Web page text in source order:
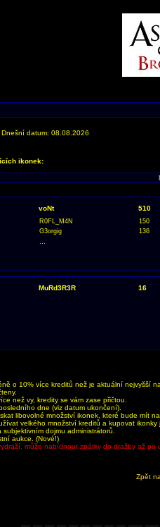
Dnešní datum: 08.08.2026
ikonek:
voNt 510
R0FL_M4N
150
G3orgig
136
MuRd3R3R 16
o 10% více kreditů než je aktuální nejvyšší
než vy, kredity se vám zase přičtou.
dne (viz datum ukončení).
libovolné množství ikonek, které bude mít
velkého množství kreditů a kupovat
dojmu administrátorů.
aukce. (Nové!)
může nabídnout zpátky do dražby až po
Zpět